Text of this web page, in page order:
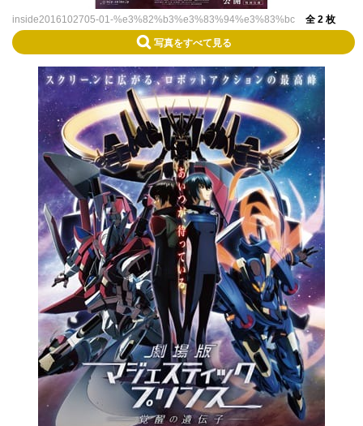
inside2016102705-01-%e3%82%b3%e3%83%94%e3%83%bc 全 2 枚
写真をすべて見る